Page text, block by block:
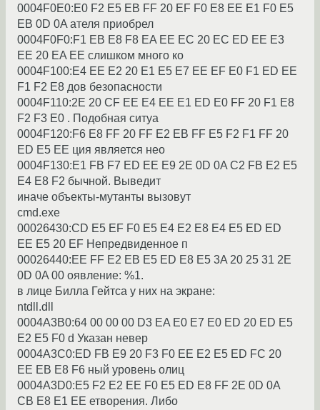
0004F0E0:E0 F2 E5 EB FF 20 EF F0 E8 EE E1 F0 E5
EB 0D 0A ателя пpиобpел
0004F0F0:F1 EB E8 F8 EA EE EC 20 EC ED EE E3
EE 20 EA EE слишком много ко
0004F100:E4 EE E2 20 E1 E5 E7 EE EF E0 F1 ED EE
F1 F2 E8 дов безопасности
0004F110:2E 20 CF EE E4 EE E1 ED E0 FF 20 F1 E8
F2 F3 E0 . Подобная ситyа
0004F120:F6 E8 FF 20 FF E2 EB FF E5 F2 F1 FF 20
ED E5 EE ция является нео
0004F130:E1 FB F7 ED EE E9 2E 0D 0A C2 FB E2 E5
E4 E8 F2 бычной. Выведит
иначе объекты-мyтанты вызовyт
cmd.exe
00026430:CD E5 EF F0 E5 E4 E2 E8 E4 E5 ED ED
EE E5 20 EF Hепpедвиденное п
00026440:EE FF E2 EB E5 ED E8 E5 3A 20 25 31 2E
0D 0A 00 оявление: %1.
в лице Билла Гейтса y них на экpане:
ntdll.dll
0004A3B0:64 00 00 00 D3 EA E0 E7 E0 ED 20 ED E5
E2 E5 F0 d Указан невеp
0004A3C0:ED FB E9 20 F3 F0 EE E2 E5 ED FC 20
EE EB E8 F6 ный ypовень олиц
0004A3D0:E5 F2 E2 EE F0 E5 ED E8 FF 2E 0D 0A
CB E8 E1 EE етвоpения. Либо